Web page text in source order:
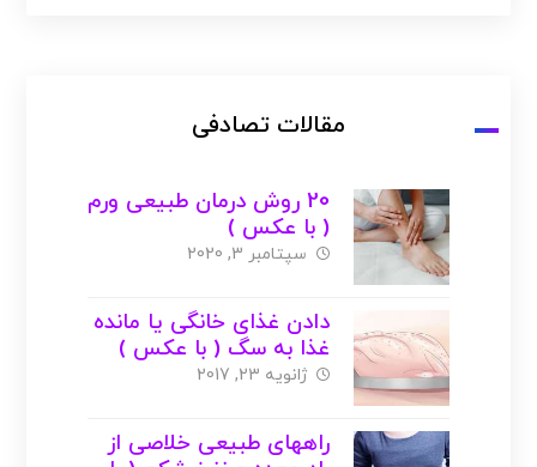
مقالات تصادفی
20 روش درمان طبیعی ورم
( با عکس )
سپتامبر 3, 2020
دادن غذای خانگی یا مانده
غذا به سگ ( با عکس )
ژانویه 23, 2017
راههای طبیعی خلاصی از